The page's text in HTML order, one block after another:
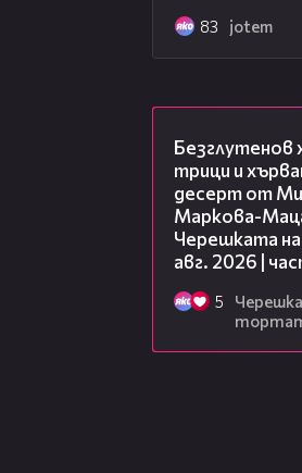
83 jotem
Безглутенов
трици и
десерт от
Маркова-Маца
Черешката
авг. 2026 |
5